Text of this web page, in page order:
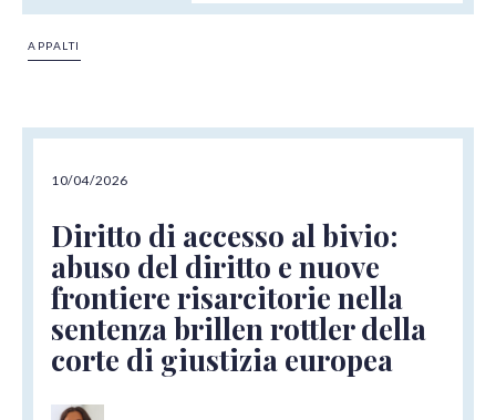
APPALTI
10/04/2026
Diritto di accesso al bivio:
abuso del diritto e nuove
frontiere risarcitorie nella
sentenza brillen rottler della
corte di giustizia europea